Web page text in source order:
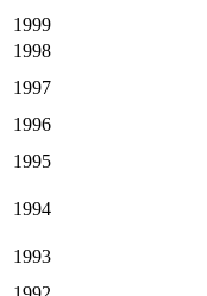
1999
1998
1997
1996
1995
1994
1993